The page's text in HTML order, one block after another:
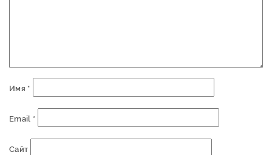
Имя *
Email *
Сайт